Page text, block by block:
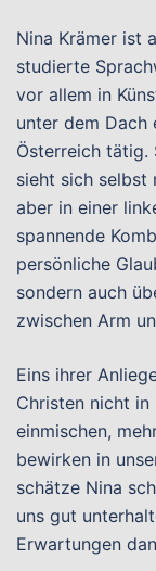
Nina Krämer ist
studierte
vor allem in
unter dem Dach
Österreich tätig.
sieht sich selbst
aber in einer
spannende
persönliche
sondern auch
zwischen Arm
Eins ihrer
Christen nicht in
einmischen,
bewirken in
schätze Nina
uns gut
Erwartungen